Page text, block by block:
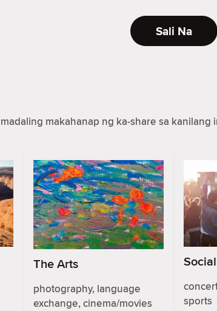
Sali Na
makahanap ng ka-share sa
The Arts
photography, language
exchange, cinema/movies
sports